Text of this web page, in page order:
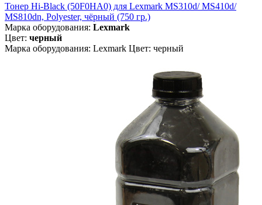
Тонер Hi-Black (50F0HA0) для Lexmark MS310d/ MS410d/
MS810dn, Polyester, чёрный (750 гр.)
Марка оборудования: Lexmark
Цвет: черный
Марка оборудования: Lexmark Цвет: черный